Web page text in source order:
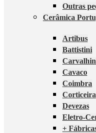
Outras
Cerâmica
Artibus
Battistini
Cavaco
Coimbra
Corticeira
Devezas
Eletro-
+